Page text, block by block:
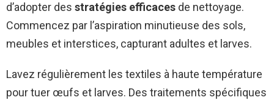
d’adopter des stratégies efficaces de nettoyage.
Commencez par l’aspiration minutieuse des sols,
meubles et interstices, capturant adultes et larves.
Lavez régulièrement les textiles à haute température
pour tuer œufs et larves. Des traitements spécifiques